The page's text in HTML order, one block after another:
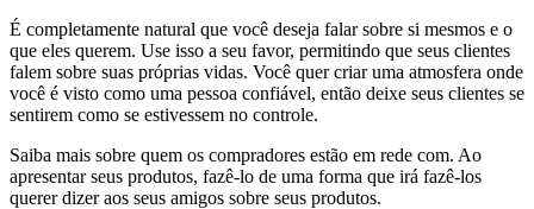
É completamente natural que você deseja falar sobre si mesmos e o
que eles querem. Use isso a seu favor, permitindo que seus clientes
falem sobre suas próprias vidas. Você quer criar uma atmosfera onde
você é visto como uma pessoa confiável, então deixe seus clientes se
sentirem como se estivessem no controle.
Saiba mais sobre quem os compradores estão em rede com. Ao
apresentar seus produtos, fazê-lo de uma forma que irá fazê-los
querer dizer aos seus amigos sobre seus produtos.